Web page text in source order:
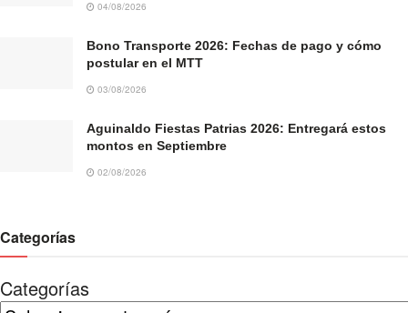
04/08/2026
Bono Transporte 2026: Fechas de pago y cómo
postular en el MTT
03/08/2026
Aguinaldo Fiestas Patrias 2026: Entregará estos
montos en Septiembre
02/08/2026
Categorías
Categorías